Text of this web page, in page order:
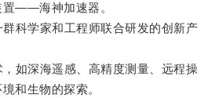
置——海神加速器。
学家和工程师联合研发的创新产
深海遥感、高精度测量、远程操
和生物的探索。